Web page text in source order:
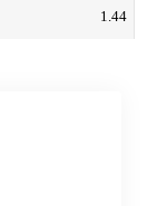
1.44